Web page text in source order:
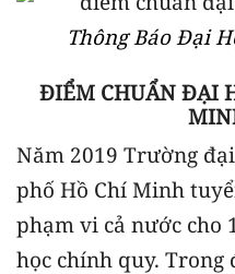
Thông Báo Đại
ĐIỂM CHUẨN ĐẠI
Năm 2019 Trường
phố Hồ Chí Minh
phạm vi cả nước cho
học chính quy. Trong